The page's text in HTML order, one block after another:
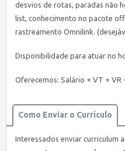
desvios de rotas, paradas não
list, conhecimento no pacote
rastreamento Omnilink.
Disponibilidade para atuar no
Oferecemos: Salário + VT +
Como Enviar o Currículo
Interessados enviar curriculum